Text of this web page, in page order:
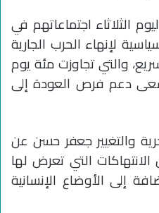
الثلاثاء اجتماعاتهم في
لإنهاء الحرب الجارية
والتي تجاوزت مئة يوم
دعم فرص العودة إلى
والتغيير جعفر حسن عن
التي تعرض لها
إلى الأوضاع الإنسانية